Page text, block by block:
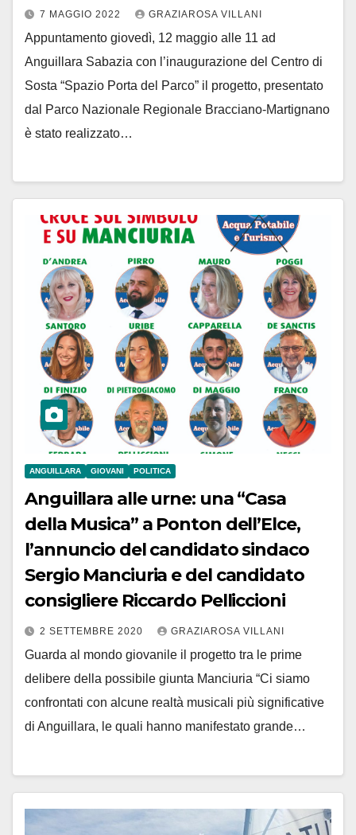
7 MAGGIO 2022 GRAZIAROSA VILLANI
Appuntamento giovedì, 12 maggio alle 11 ad
Anguillara Sabazia con l’inaugurazione del Centro di
Sosta “Spazio Porta del Parco” il progetto, presentato
dal Parco Nazionale Regionale Bracciano-Martignano
è stato realizzato…
ANGUILLARA GIOVANI POLITICA
Anguillara alle urne: una “Casa
della Musica” a Ponton dell’Elce,
l’annuncio del candidato sindaco
Sergio Manciuria e del candidato
consigliere Riccardo Pelliccioni
2 SETTEMBRE 2020 GRAZIAROSA VILLANI
Guarda al mondo giovanile il progetto tra le prime
delibere della possibile giunta Manciuria “Ci siamo
confrontati con alcune realtà musicali più significative
di Anguillara, le quali hanno manifestato grande…